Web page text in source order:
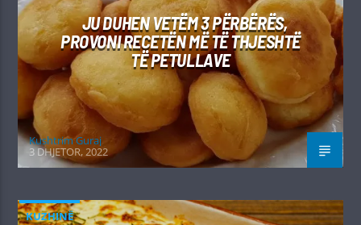
JU DUHEN VETËM 3 PËRBËRËS,
PROVONI RECETËN MË TË THJESHTË
TË PETULLAVE
Kushtrim Guraj
3 DHJETOR, 2022
KUZHINË